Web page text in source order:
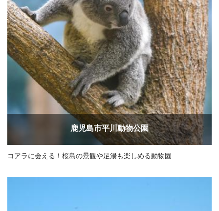
鹿児島市平川動物公園
コアラに会える！桜島の景観や足湯も楽しめる動物園